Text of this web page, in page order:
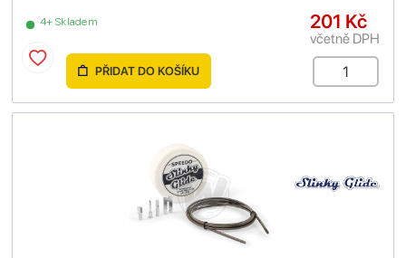
4+ Skladem 201 Kč
včetně DPH
PŘIDAT DO KOŠÍKU